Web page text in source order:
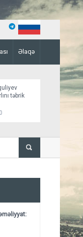
Əlaqə
təbrik
Üçüncü tərəf, yoxsa